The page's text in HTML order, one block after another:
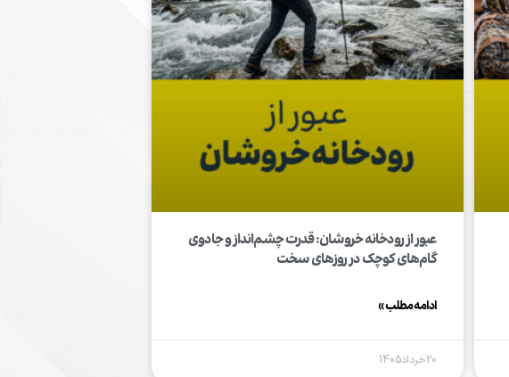
عبور از رودخانه خروشان: قدرت چشم‌انداز و جادوی
گام‌های کوچک در روزهای سخت
ادامه مطلب »
20خرداد1405